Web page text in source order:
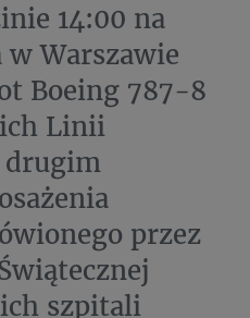
14:00 na
Warszawie
Boeing 787-8
Linii
drugim
przez
szpitali